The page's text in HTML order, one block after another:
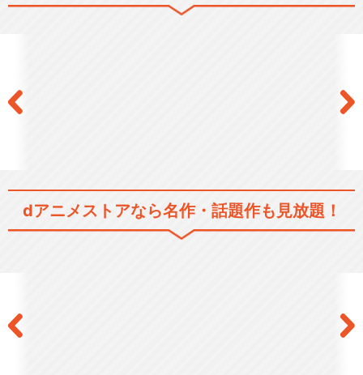
映画「文豪ストレイドッグス
dアニメストアなら名作・話題作も見放題！